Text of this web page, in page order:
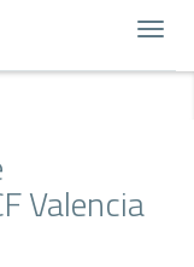
Valencia